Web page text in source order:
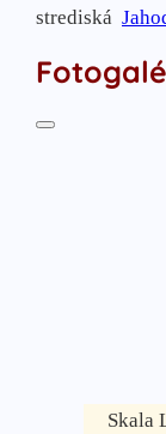
strediská
Skala